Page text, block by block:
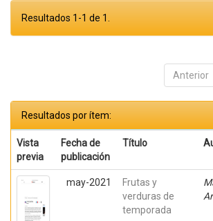
Resultados 1-1 de 1.
Anterior
Resultados por ítem:
Vista
previa
Fecha de
publicación
Título
may-2021
Frutas y
verduras de
temporada